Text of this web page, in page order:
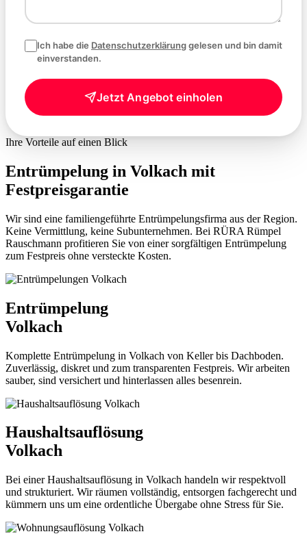
Ich habe die Datenschutzerklärunggelesen und bin damit
einverstanden.
Jetzt Angebot einholen
Ihre Vorteile auf einen Blick
Entrümpelung in Volkach mit
Festpreisgarantie
Wir sind eine familiengeführte Entrümpelungsfirma aus der Region.
Keine Vermittlung, keine Subunternehmen. Bei RÜRA Rümpel
Rauschmann profitieren Sie von einer sorgfältigen Entrümpelung
zum Festpreis ohne versteckte Kosten.
Entrümpelung
Volkach
Komplette Entrümpelung in Volkach von Keller bis Dachboden.
Zuverlässig, diskret und zum transparenten Festpreis. Wir arbeiten
sauber, sind versichert und hinterlassen alles besenrein.
Haushaltsauflösung
Volkach
Bei einer Haushaltsauflösung in Volkach handeln wir respektvoll
und strukturiert. Wir räumen vollständig, entsorgen fachgerecht und
kümmern uns um eine ordentliche Übergabe ohne Stress für Sie.